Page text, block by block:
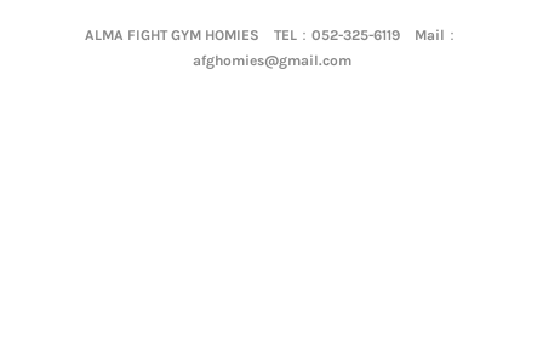
ALMA FIGHT GYM HOMIES TEL：052-325-6119 Mail：
afghomies@gmail.com